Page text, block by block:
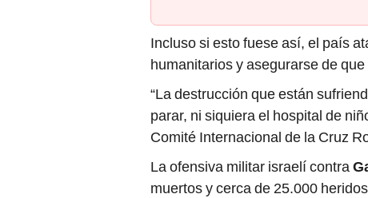
Incluso si esto fuese así, el país
humanitarios y asegurarse de
“La destrucción que están
parar, ni siquiera el hospital de
Comité Internacional de la Cruz
La ofensiva militar israelí contra
muertos y cerca de 25.000